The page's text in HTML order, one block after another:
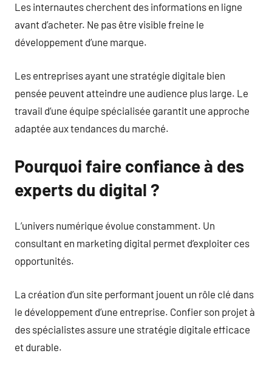
Les internautes cherchent des informations en ligne
avant d’acheter. Ne pas être visible freine le
développement d’une marque.
Les entreprises ayant une stratégie digitale bien
pensée peuvent atteindre une audience plus large. Le
travail d’une équipe spécialisée garantit une approche
adaptée aux tendances du marché.
Pourquoi faire confiance à des
experts du digital ?
L’univers numérique évolue constamment. Un
consultant en marketing digital permet d’exploiter ces
opportunités.
La création d’un site performant jouent un rôle clé dans
le développement d’une entreprise. Confier son projet à
des spécialistes assure une stratégie digitale efficace
et durable.